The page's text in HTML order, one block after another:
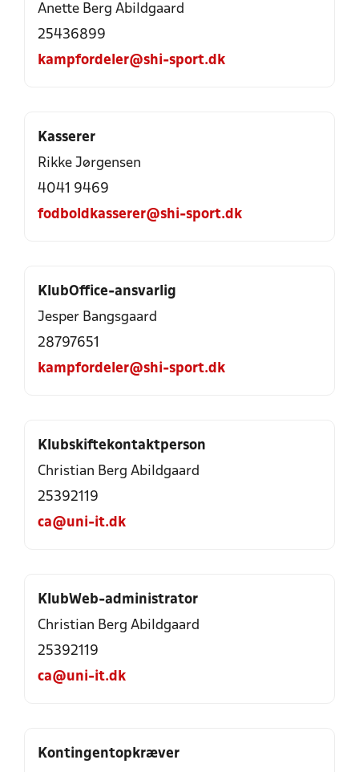
Anette Berg Abildgaard
25436899
kampfordeler@shi-sport.dk
Kasserer
Rikke Jørgensen
4041 9469
fodboldkasserer@shi-sport.dk
KlubOffice-ansvarlig
Jesper Bangsgaard
28797651
kampfordeler@shi-sport.dk
Klubskiftekontaktperson
Christian Berg Abildgaard
25392119
ca@uni-it.dk
KlubWeb-administrator
Christian Berg Abildgaard
25392119
ca@uni-it.dk
Kontingentopkræver